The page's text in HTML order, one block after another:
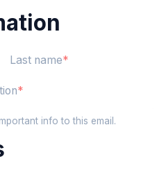
Last name
info to this email.